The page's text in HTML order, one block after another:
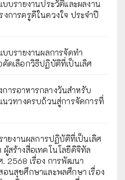
บบรายงานประวัติและผลงาน
การครูดีในดวงใจ ประจำปี
บบรายงานผลการจัดทำ
ดเลือกวิธีปฏิบัติที่เป็นเลิศ
ารอาหารกลางวันสำหรับ
วทางครบถ้วนสู่การจัดการที่
ายงานผลการปฏิบัติที่เป็นเลิศ
ผู้สร้างสื่อเทคโนโลยีดิจิทัล
2568 เรื่อง การพัฒนา
อนสุขศึกษาและพลศึกษา เรื่อง